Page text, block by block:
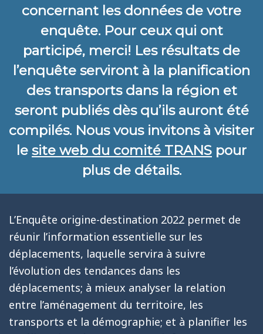
concernant les données de votre
enquête. Pour ceux qui ont
participé, merci! Les résultats de
l’enquête serviront à la planification
des transports dans la région et
seront publiés dès qu’ils auront été
compilés. Nous vous invitons à visiter
le site web du comité TRANS pour
plus de détails.
L’Enquête origine-destination 2022 permet de
réunir l’information essentielle sur les
déplacements, laquelle servira à suivre
l’évolution des tendances dans les
déplacements; à mieux analyser la relation
entre l’aménagement du territoire, les
transports et la démographie; et à planifier les